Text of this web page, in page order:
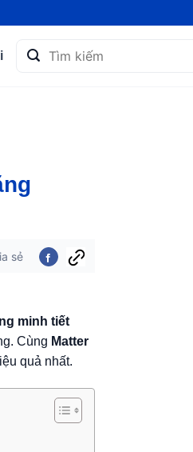
Tìm
kiếm:
sẻ
minh tiết
Cùng Matter
quả nhất.